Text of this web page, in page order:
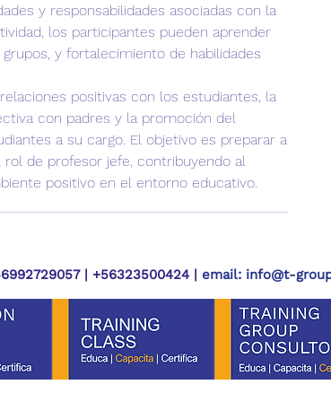
y responsabilidades asociadas con la
los participantes pueden aprender
y fortalecimiento de habilidades
positivas con los estudiantes, la
con padres y la promoción del
a su cargo. El objetivo es preparar a
de profesor jefe, contribuyendo al
positivo en el entorno educativo.
| +56323500424 | email: info@t-